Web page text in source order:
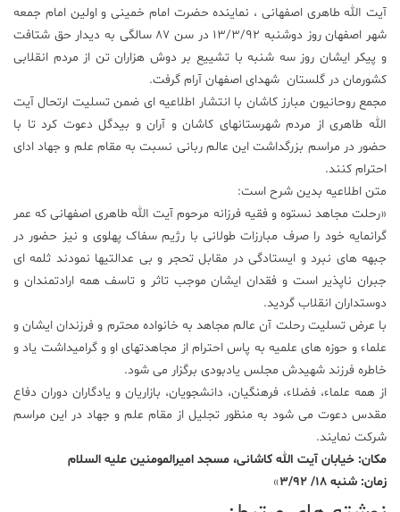
مجله
فرهنگی
و
هنری
آیت الله طاهری اصفهانی ، نماینده حضرت امام خمینی و اولین امام جمعه
شهر اصفهان روز دوشنبه 13/3/92 در سن 87 سالگی به دیدار حق شتافت
و پیکر ایشان روز سه شنبه با تشییع بر دوش هزاران تن از مردم انقلابی
کشورمان در گلستان شهدای اصفهان آرام گرفت.
مجمع روحانیون مبارز کاشان با انتشار اطلاعیه ای ضمن تسلیت ارتحال آیت
الله طاهری از مردم شهرستانهای کاشان و آران و بیدگل دعوت کرد تا با
حضور در مراسم بزرگداشت این عالم ربانی نسبت به مقام علم و جهاد ادای
احترام کنند.
متن اطلاعیه بدین شرح است:
«رحلت مجاهد نستوه و فقیه فرزانه مرحوم آیت الله طاهری اصفهانی که عمر
گرانمایه خود را صرف مبارزات طولانی با رژیم سفاک پهلوی و نیز حضور در
جبهه های نبرد و ایستادگی در مقابل تحجر و بی عدالتیها نمودند ثلمه ای
جبران ناپذیر است و فقدان ایشان موجب تاثر و تاسف همه ارادتمندان و
دوستداران انقلاب گردید.
با عرض تسلیت رحلت آن عالم مجاهد به خانواده محترم و فرزندان ایشان و
علماء و حوزه های علمیه به پاس احترام از مجاهدتهای او و گرامیداشت یاد و
خاطره فرزند شهیدش مجلس یادبودی برگزار می شود.
از همه علماء، فضلاء، فرهنگیان، دانشجویان، بازاریان و یادگاران دوران دفاع
مقدس دعوت می شود به منظور تجلیل از مقام علم و جهاد در این مراسم
شرکت نمایند.
مکان: خیابان آیت الله کاشانی، مسجد امیرالمومنین علیه السلام
زمان: شنبه 18/ 3/92
»